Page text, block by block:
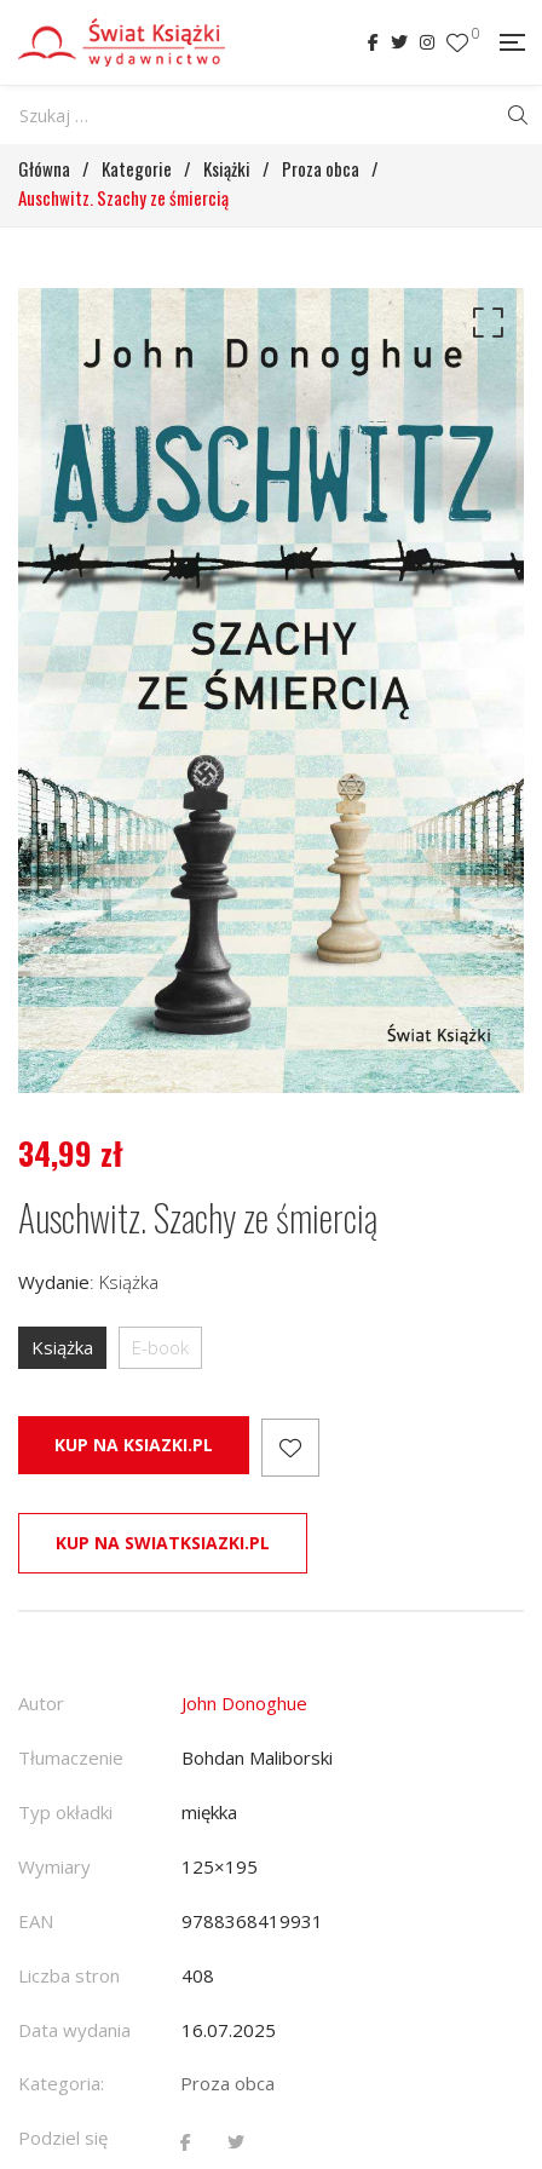
0
Główna / Kategorie / Książki / Proza obca /
Auschwitz. Szachy ze śmiercią
34,99 zł
Auschwitz. Szachy ze śmiercią
Wydanie: Książka
Książka E-book
KUP NA KSIAZKI.PL
KUP NA SWIATKSIAZKI.PL
Autor John Donoghue
Tłumaczenie Bohdan Maliborski
Typ okładki miękka
Wymiary 125×195
EAN 9788368419931
Liczba stron 408
Data wydania 16.07.2025
Kategoria: Proza obca
Podziel się